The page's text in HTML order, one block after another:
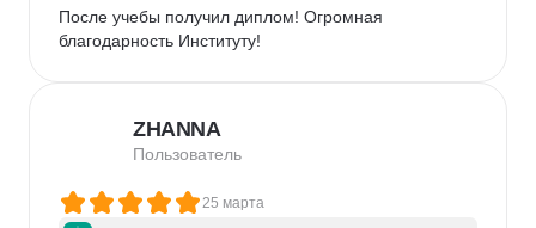
После учебы получил диплом! Огромная
благодарность Институту!
ZHANNA
Пользователь
25 марта